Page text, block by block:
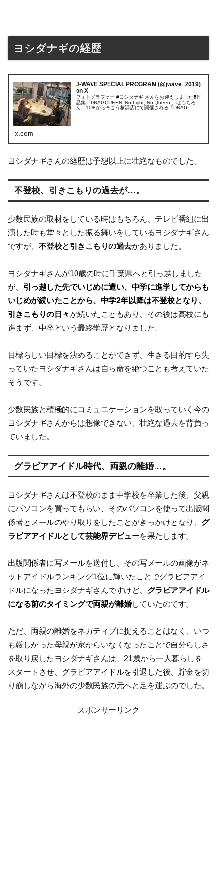
ヨシダナギの経歴
J-WAVE SPECIAL PROGRAM (@jwave_2019)
on X
フォトグラファー #ヨシダナギ さんをお迎えしました❣️作
品集「DRAGQUEEN -No Light, No Queen-」はもちろ
ん、10/8からそごう横浜店にて開催される「DRAG
x.com
ヨシダナギさんの経歴は予想以上に壮絶なものでした。
不登校、引きこもりの過去が…。
少数民族の取材をしている時はもちろん、テレビ番組に出
演した時も堂々とした振る舞いをしているヨシダナギさん
ですが、 不登校と引きこもりの過去がありました。
ヨシダナギさんが10歳の時に千葉県へと引っ越しました
が、
引っ越した先でいじめに遭い、中学に進学してからも
いじめが続いたことから、中学2年以降は不登校となり、
引きこもりの日々が続いたこともあり、その後は高校にも
進まず、中卒という最終学歴となりました。
目標らしい目標を決めることができず、 生きる目的すら失
っていたヨシダナギさんは自ら命を絶つことも考えていた
そうです。
少数民族と積極的にコミュニケーションを取っていく今の
ヨシダナギさんからは想像できない、壮絶な過去を背負っ
ていました。
グラビアアイドル時代、両親の離婚…。
ヨシダナギさんは不登校のまま中学校を卒業した後、父親
にパソコンを買ってもらい、そのパソコンを使って出版関
係者とメールのやり取りをしたことがきっかけとなり、 グ
ラビアアイドルとして芸能界デビューを果たします。
出版関係者に写メールを送付し、その写メールの画像がネ
ットアイドルランキング1位に輝いたことでグラビアアイ
ドルになったヨシダナギさんですけど、 グラビアアイドル
になる前のタイミングで両親が離婚していたのです。
ただ、 両親の離婚をネガティブに捉えることはなく、いつ
も厳しかった母親が家からいなくなったことで自分らしさ
を取り戻した ヨシダナギさんは、21歳から一人暮らしを
スタートさせ、グラビアアイドルを引退した後、貯金を切
り崩しながら海外の少数民族の元へと足を運ぶのでした。
スポンサーリンク